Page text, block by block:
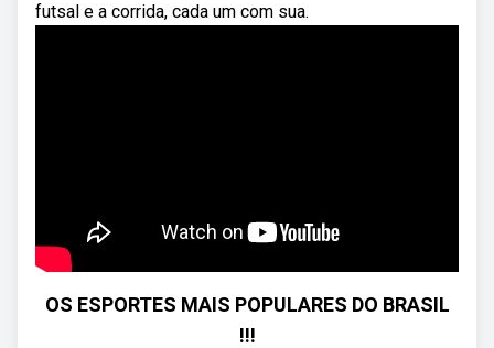
futsal ⁣e a corrida, cada ‍um com sua.
OS ESPORTES MAIS POPULARES DO BRASIL
!!!